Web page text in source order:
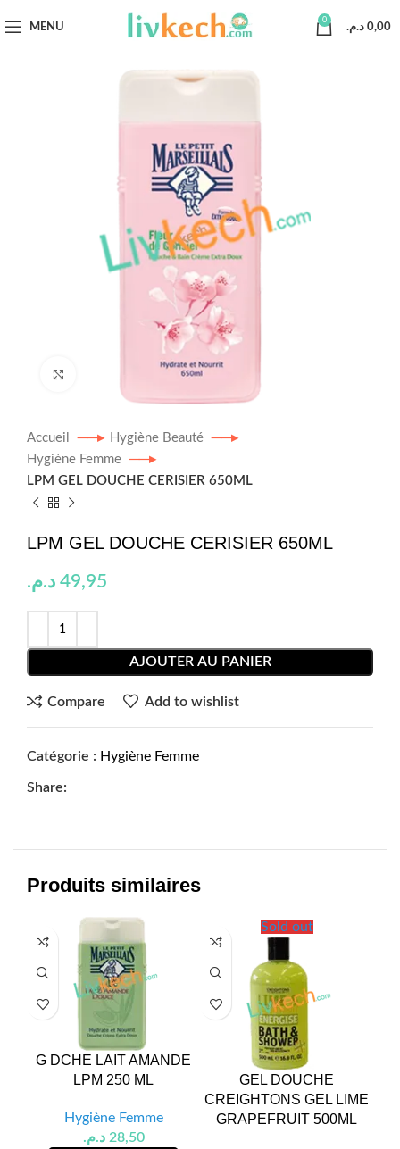
MENU
0
0,00 د.م.
Accueil
Hygiène Beauté
Hygiène Femme
LPM GEL DOUCHE CERISIER 650ML
LPM GEL DOUCHE CERISIER 650ML
49,95 د.م.
AJOUTER AU PANIER
Compare Add to wishlist
Catégorie : Hygiène Femme
Share:
Produits similaires
G DCHE LAIT AMANDE
LPM 250 ML
Hygiène Femme
28,50 د.م.
Sold out
GEL DOUCHE
CREIGHTONS GEL LIME
GRAPEFRUIT 500ML